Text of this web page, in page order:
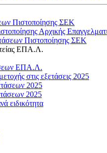
Πιστοποίησης ΣΕΚ
Αρχικής
Πιστοποίησης ΣΕΚ
ΕΠΑ.Λ.
ΕΠΑ.Λ.
στις εξετάσεις 2025
2025
2025
ειδικότητα